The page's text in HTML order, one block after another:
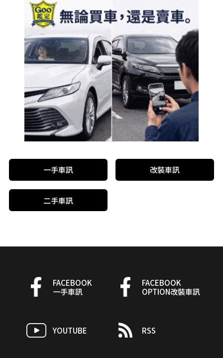
一手車訊 改裝車訊
二手車訊
FACEBOOK
一手車訊
FACEBOOK
OPTION改裝車訊
YOUTUBE RSS